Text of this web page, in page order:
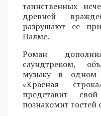
таинственных
древней
разрушают ее
Палмс.
Роман
саундтреком,
музыку в одном
«Красная
представит
познакомит